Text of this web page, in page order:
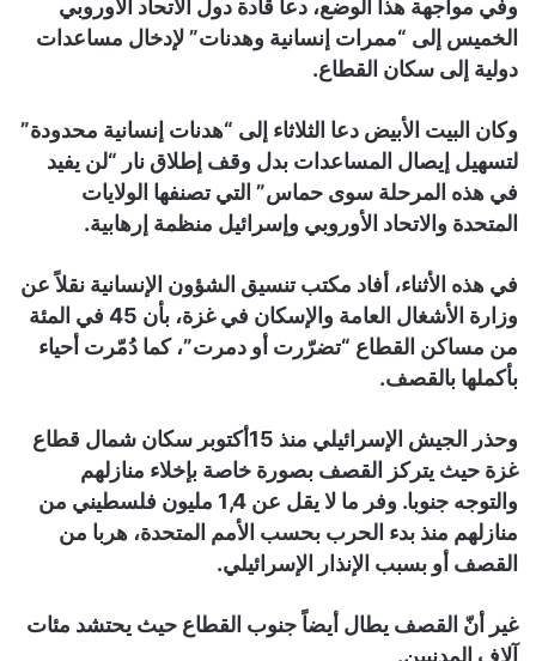
وفي مواجهة هذا الوضع، دعا قادة دول الاتحاد الأوروبي
الخميس إلى “ممرات إنسانية وهدنات” لإدخال مساعدات
دولية إلى سكان القطاع.
وكان البيت الأبيض دعا الثلاثاء إلى “هدنات إنسانية محدودة”
لتسهيل إيصال المساعدات بدل وقف إطلاق نار “لن يفيد
في هذه المرحلة سوى حماس” التي تصنفها الولايات
المتحدة والاتحاد الأوروبي وإسرائيل منظمة إرهابية.
في هذه الأثناء، أفاد مكتب تنسيق الشؤون الإنسانية نقلاً عن
وزارة الأشغال العامة والإسكان في غزة، بأن 45 في المئة
من مساكن القطاع “تضرّرت أو دمرت”، كما دُمّرت أحياء
بأكملها بالقصف.
وحذر الجيش الإسرائيلي منذ 15أكتوبر سكان شمال قطاع
غزة حيث يتركز القصف بصورة خاصة بإخلاء منازلهم
والتوجه جنوبا. وفر ما لا يقل عن 1,4 مليون فلسطيني من
منازلهم منذ بدء الحرب بحسب الأمم المتحدة، هربا من
القصف أو بسبب الإنذار الإسرائيلي.
غير أنّ القصف يطال أيضاً جنوب القطاع حيث يحتشد مئات
آلاف المدنيين.